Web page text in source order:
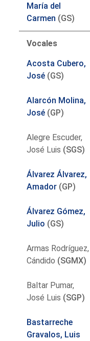
María del
Carmen (GS)
Vocales
Acosta Cubero,
José (GS)
Alarcón Molina,
José (GP)
Alegre Escuder,
José Luis (SGS)
Álvarez Álvarez,
Amador (GP)
Álvarez Gómez,
Julio (GS)
Armas Rodríguez,
Cándido (SGMX)
Baltar Pumar,
José Luis (SGP)
Bastarreche
Gravalos, Luis